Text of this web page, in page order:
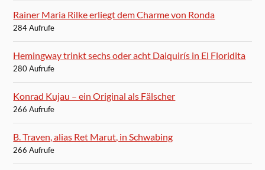
Rainer Maria Rilke erliegt dem Charme von Ronda
284 Aufrufe
Hemingway trinkt sechs oder acht Daiquirís in El Floridita
280 Aufrufe
Konrad Kujau – ein Original als Fälscher
266 Aufrufe
B. Traven, alias Ret Marut, in Schwabing
266 Aufrufe